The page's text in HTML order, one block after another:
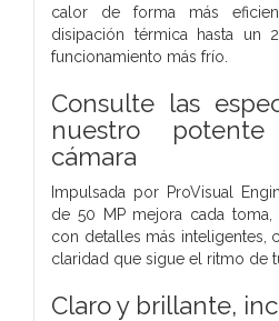
calor de forma más
disipación térmica hasta un
funcionamiento más frío.
Consulte las
nuestro
cámara
Impulsada por ProVisual
de 50 MP mejora cada
con detalles más inteligentes,
claridad que sigue el ritmo de
Claro y brillante,